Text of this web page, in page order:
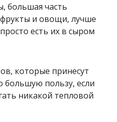
большая часть
и овощи, лучше
есть их в сыром
которые принесут
большую пользу, если
никакой тепловой